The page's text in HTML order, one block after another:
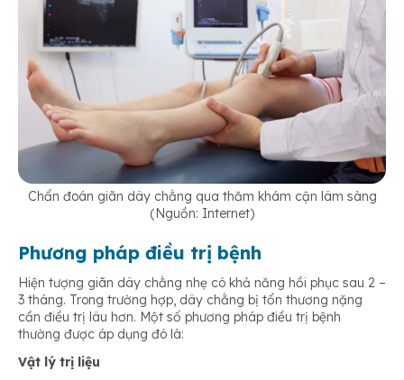
Chẩn đoán giãn dây chằng qua thăm khám cận lâm sàng
(Nguồn: Internet)
Phương pháp điều trị bệnh
Hiện tượng giãn dây chằng nhẹ có khả năng hồi phục sau 2 –
3 tháng. Trong trường hợp, dây chằng bị tổn thương nặng
cần điều trị lâu hơn. Một số phương pháp điều trị bệnh
thường được áp dụng đó là:
Vật lý trị liệu